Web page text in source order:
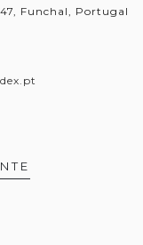
Funchal, Portugal